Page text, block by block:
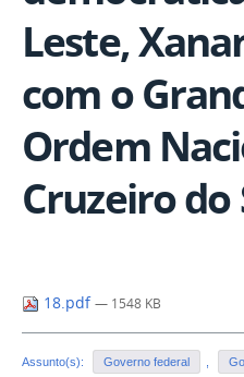
Leste,
com o
Ordem
Cruzeiro do
18.pdf — 1548 KB
Assunto(s): Governo federal